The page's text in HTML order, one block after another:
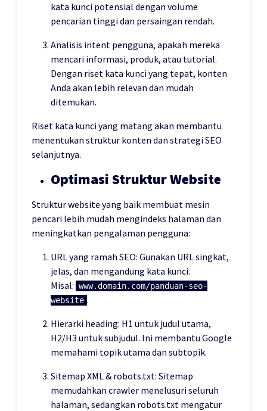
kata kunci potensial dengan volume
pencarian tinggi dan persaingan rendah.
Analisis intent pengguna, apakah mereka
mencari informasi, produk, atau tutorial.
Dengan riset kata kunci yang tepat, konten
Anda akan lebih relevan dan mudah
ditemukan.
Riset kata kunci yang matang akan membantu
menentukan struktur konten dan strategi SEO
selanjutnya.
Optimasi Struktur Website
Struktur website yang baik membuat mesin
pencari lebih mudah mengindeks halaman dan
meningkatkan pengalaman pengguna:
URL yang ramah SEO: Gunakan URL singkat,
jelas, dan mengandung kata kunci.
Misal: www.domain.com/panduan-seo-
website .
Hierarki heading: H1 untuk judul utama,
H2/H3 untuk subjudul. Ini membantu Google
memahami topik utama dan subtopik.
Sitemap XML & robots.txt: Sitemap
memudahkan crawler menelusuri seluruh
halaman, sedangkan robots.txt mengatur